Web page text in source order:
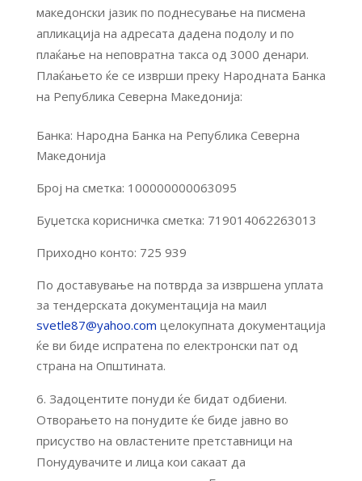
македонски јазик по поднесување на писмена
апликација на адресата дадена подолу и по
плаќање на неповратна такса од 3000 денари.
Плаќањето ќе се изврши преку Народната Банка
на Република Северна Македонија:
Банка: Народна Банка на Република Северна
Македонија
Број на сметка: 100000000063095
Буџетска корисничка сметка: 719014062263013
Приходно конто: 725 939
По доставување на потврда за извршена уплата
за тендерската документација на маил
svetle87@yahoo.com целокупната документација
ќе ви биде испратена по електронски пат од
страна на Општината.
Задоцентите понуди ќе бидат одбиени.
Отворањето на понудите ќе биде јавно во
присуство на овластените претставници на
Понудувачите и лица кои сакаат да